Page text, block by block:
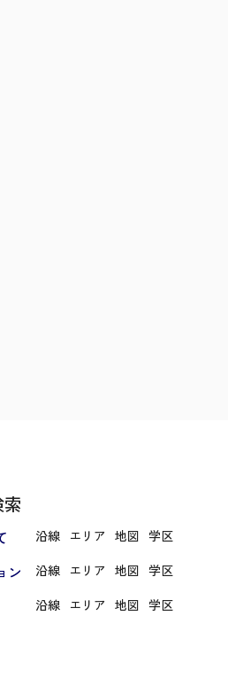
沿線 エリア 地図 学区
ン 沿線 エリア 地図 学区
沿線 エリア 地図 学区